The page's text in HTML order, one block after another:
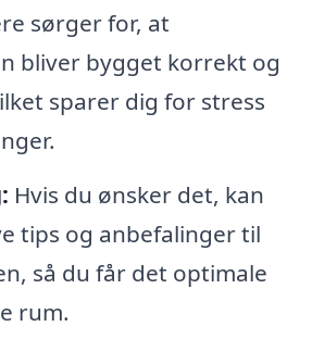
sørger for, at
bliver bygget korrekt og
sparer dig for stress
Hvis du ønsker det, kan
tips og anbefalinger til
så du får det optimale
rum.